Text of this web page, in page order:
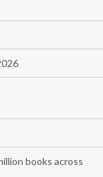
books across